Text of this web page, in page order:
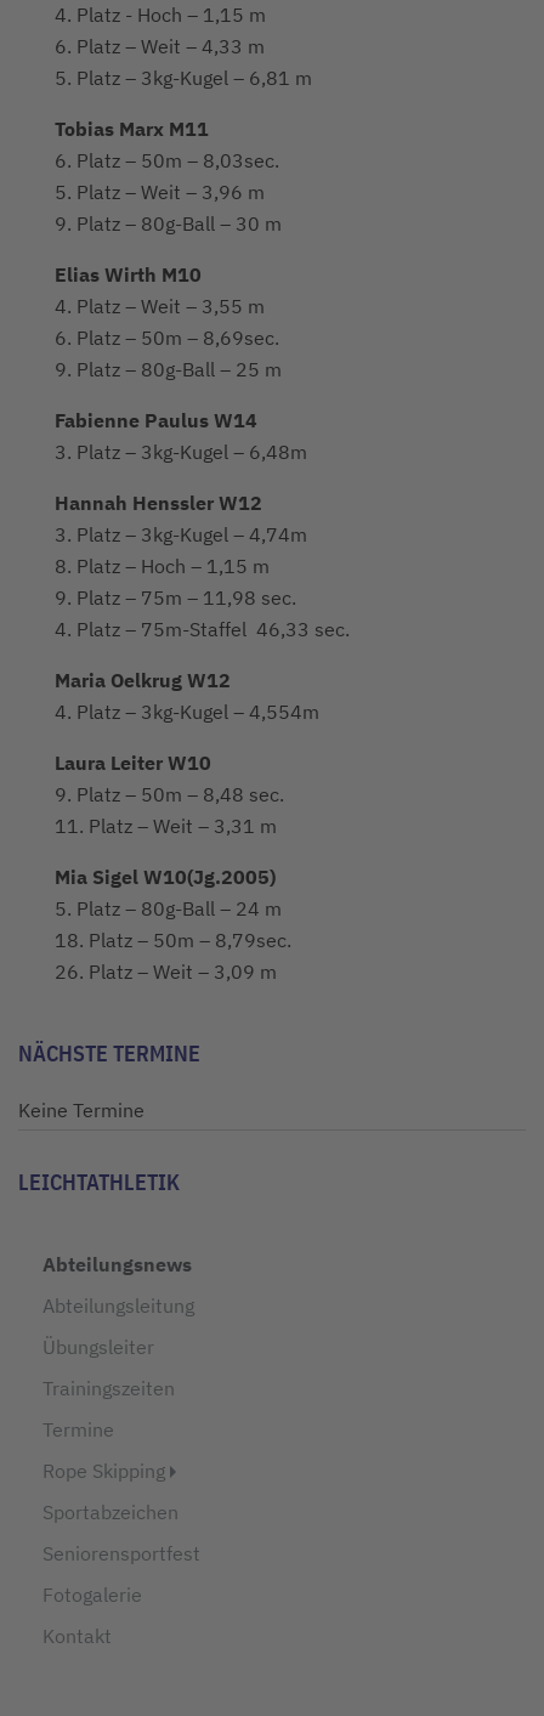
4. Platz - Hoch – 1,15 m
6. Platz – Weit – 4,33 m
5. Platz – 3kg-Kugel – 6,81 m
Tobias Marx M11
6. Platz – 50m – 8,03sec.
5. Platz – Weit – 3,96 m
9. Platz – 80g-Ball – 30 m
Elias Wirth M10
4. Platz – Weit – 3,55 m
6. Platz – 50m – 8,69sec.
9. Platz – 80g-Ball – 25 m
Fabienne Paulus W14
3. Platz – 3kg-Kugel – 6,48m
Hannah Henssler W12
3. Platz – 3kg-Kugel – 4,74m
8. Platz – Hoch – 1,15 m
9. Platz – 75m – 11,98 sec.
4. Platz – 75m-Staffel 46,33 sec.
Maria Oelkrug W12
4. Platz – 3kg-Kugel – 4,554m
Laura Leiter W10
9. Platz – 50m – 8,48 sec.
11. Platz – Weit – 3,31 m
Mia Sigel W10(Jg.2005)
5. Platz – 80g-Ball – 24 m
18. Platz – 50m – 8,79sec.
26. Platz – Weit – 3,09 m
NÄCHSTE TERMINE
Keine Termine
LEICHTATHLETIK
Abteilungsnews
Abteilungsleitung
Übungsleiter
Trainingszeiten
Termine
Rope Skipping
Sportabzeichen
Seniorensportfest
Fotogalerie
Kontakt